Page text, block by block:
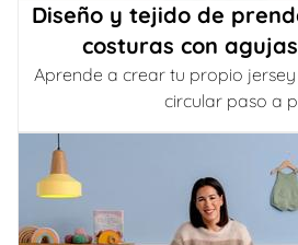
Diseño y tejido de
costuras con
Aprende a crear tu propio
circular paso a